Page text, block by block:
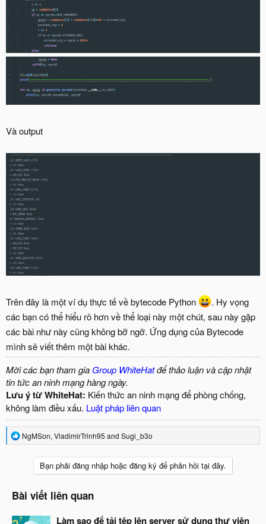
Và output
Trên đây là một ví dụ thực tế về bytecode Python
. Hy vọng
các bạn có thể hiểu rõ hơn về thể loại này một chút, sau này gặp
các bài như này cũng không bỡ ngỡ. Ứng dụng của Bytecode
mình sẽ viết thêm một bài khác.
Mời các bạn tham gia Group WhiteHatđể thảo luận và cập nhật
tin tức an ninh mạng hàng ngày.
Lưu ý từ WhiteHat: Kiến thức an ninh mạng để phòng chống,
không làm điều xấu. Luật pháp liên quan
R
e
o
n
:
NgMSon, VladimirTrinh95 and Sugi_b3o
Bạn phải đăng nhập hoặc đăng ký để phản hồi tại đây.
Bài viết liên quan
Làm sao để tải tệp lên server sử dụng thư viện